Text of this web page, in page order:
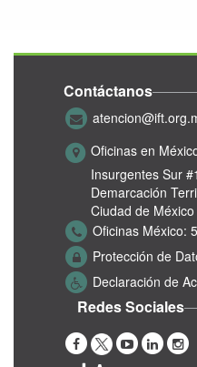
Contáctanos
Oficinas en
Insurgentes Sur
Demarcación
Ciudad de
Oficinas México:
Protección de
Declaración de
Redes Sociales